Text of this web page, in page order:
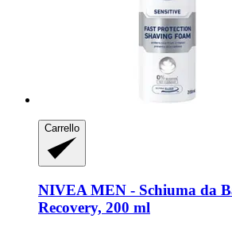
Carrello
NIVEA MEN -​ Schiuma da
Recovery, 200 ml